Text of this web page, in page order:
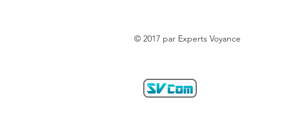
© 2017 par Experts Voyance